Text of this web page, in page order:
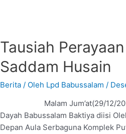
Tausiah
Saddam Husain
Berita / Oleh Lpd Babussalam/
Malam Jum’at(29/12/2022)
Dayah Babussalam Baktiya diisi
Depan Aula Serbaguna Komplek